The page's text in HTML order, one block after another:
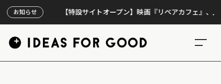
お知らせ【特設サイトオープン】映画『リペアカフェ』、上映300回